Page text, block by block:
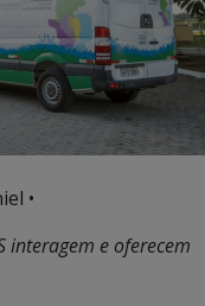
•
interagem e oferecem